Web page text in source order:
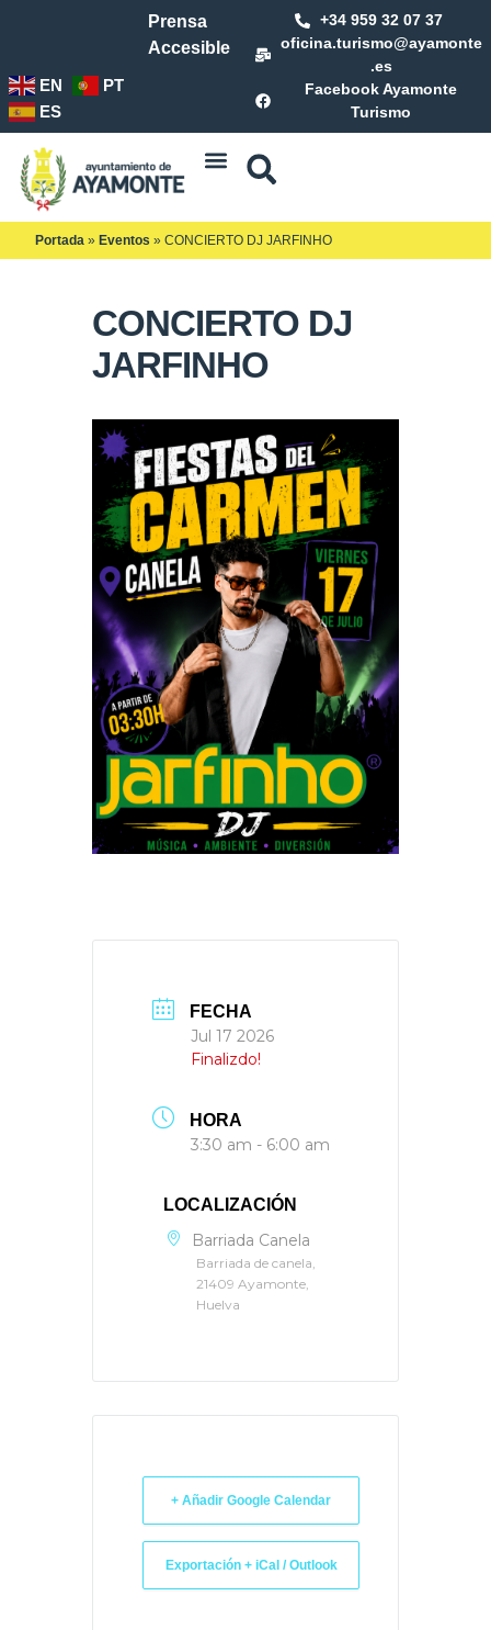
Prensa
Accesible
+34 959 32 07 37
oficina.turismo@ayamonte
.es
Facebook Ayamonte
Turismo
EN
PT
ES
Portada » Eventos » CONCIERTO DJ JARFINHO
CONCIERTO DJ
JARFINHO
FECHA
Jul 17 2026
Finalizdo!
HORA
3:30 am - 6:00 am
LOCALIZACIÓN
Barriada Canela
Barriada de canela,
21409 Ayamonte,
Huelva
+ Añadir Google Calendar
Exportación + iCal / Outlook